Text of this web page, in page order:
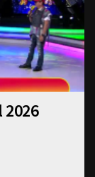
2026